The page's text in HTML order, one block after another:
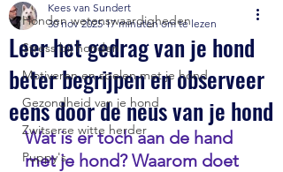
Honden wetenswaardigheden
Stress bij honden
Motiveren en spelen met je hond
Gezondheid van je hond
Zwitserse witte herder
Puppy's
Leer het gedrag van je hond
beter begrijpen en observeer
eens door de neus van je hond
Kees van Sundert
30 nov 2025 17 minuten om te lezen
Wat is er toch aan de hand
met je hond? Waarom doet